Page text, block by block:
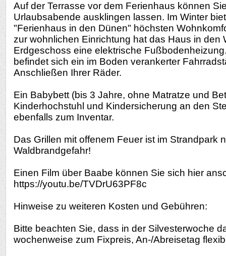
Auf der Terrasse vor dem Ferienhaus können
Urlaubsabende ausklingen lassen. Im Winter
"Ferienhaus in den Dünen" höchsten
zur wohnlichen Einrichtung hat das Haus in den
Erdgeschoss eine elektrische
befindet sich ein im Boden verankerter
Anschließen Ihrer Räder.
Ein Babybett (bis 3 Jahre, ohne Matratze und
Kinderhochstuhl und Kindersicherung an den
ebenfalls zum Inventar.
Das Grillen mit offenem Feuer ist im Strandpark
Waldbrandgefahr!
Einen Film über Baabe können Sie sich hier
https://youtu.be/TVDrU63PF8c
Hinweise zu weiteren Kosten und Gebühren:
Bitte beachten Sie, dass in der Silvesterwoche
wochenweise zum Fixpreis, An-/Abreisetag